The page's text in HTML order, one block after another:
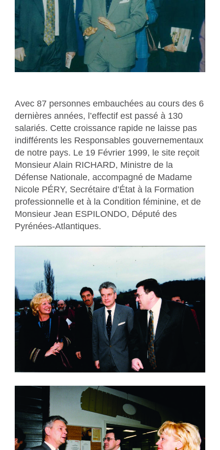
Avec 87 personnes embauchées au cours des 6
dernières années, l’effectif est passé à 130
salariés. Cette croissance rapide ne laisse pas
indifférents les Responsables gouvernementaux
de notre pays. Le 19 Février 1999, le site reçoit
Monsieur Alain RICHARD, Ministre de la
Défense Nationale, accompagné de Madame
Nicole PÉRY, Secrétaire d’État à la Formation
professionnelle et à la Condition féminine, et de
Monsieur Jean ESPILONDO, Député des
Pyrénées-Atlantiques.